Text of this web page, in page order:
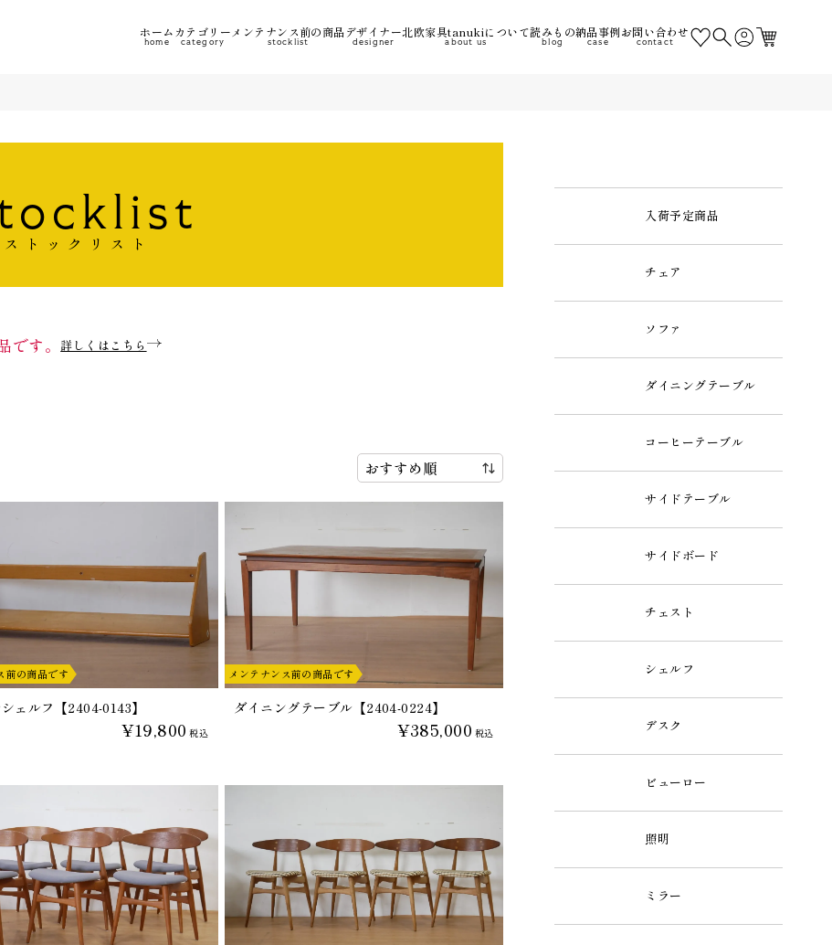
ホーム
home
カテゴリー
category
メンテナンス前の商品
stocklist
デザイナー
designer
北欧家具tanukiについて
about us
読みもの
blog
納品事例
case
お問い合わせ
contact
ストックリスト
です。詳しくはこちら
ェルフ【2404-0143】
¥19,800 税込
前の商品です
ダイニングテーブル【2404-0224】
¥385,000 税込
メンテナンス前の商品です
入荷予定商品
チェア
ソファ
ダイニングテーブル
コーヒーテーブル
サイドテーブル
サイドボード
チェスト
シェルフ
デスク
ビューロー
照明
ミラー